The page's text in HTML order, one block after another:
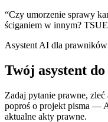
“Czy umorzenie sprawy
ściganiem w innym?
Asystent AI dla prawników
Twój asystent do
Zadaj pytanie prawne,
poproś o projekt pisma —
aktualne akty prawne.